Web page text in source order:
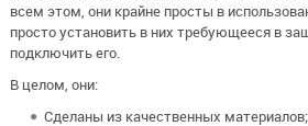
всем этом, они крайне просты в
просто установить в них требующееся в
подключить его.
В целом, они:
Сделаны из качественных материалов;